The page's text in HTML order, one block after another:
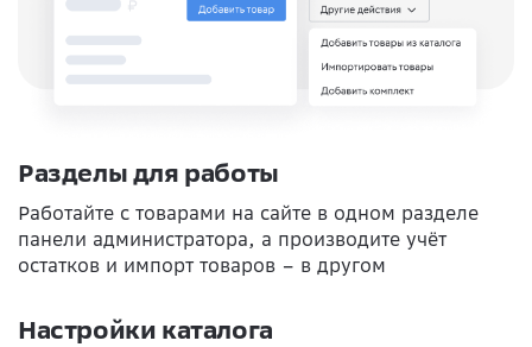
Разделы для работы
Работайте с товарами на сайте в одном разделе
панели администратора, а производите учёт
остатков и импорт товаров – в другом
Настройки каталога